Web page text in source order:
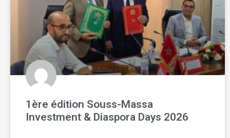
1ère édition Souss-Massa
Investment & Diaspora Days 2026